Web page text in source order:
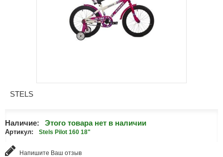
STELS
Наличие: Этого товара нет в наличии
Артикул: Stels Pilot 160 18"
Напишите Ваш отзыв